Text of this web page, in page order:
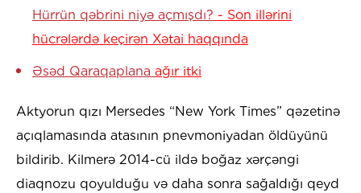
Hürrün qəbrini niyə açmışdı? - Son illərini
hücrələrdə keçirən Xətai haqqında
Əsəd Qaraqaplana ağır itki
Aktyorun qızı Mersedes “New York Times” qəzetinə
açıqlamasında atasının pnevmoniyadan öldüyünü
bildirib. Kilmerə 2014-cü ildə boğaz xərçəngi
diaqnozu qoyulduğu və daha sonra sağaldığı qeyd